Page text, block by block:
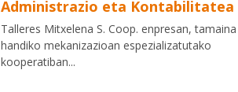
Administrazio eta Kontabilitatea
Talleres Mitxelena S. Coop. enpresan, tamaina
handiko mekanizazioan espezializatutako
kooperatiban...